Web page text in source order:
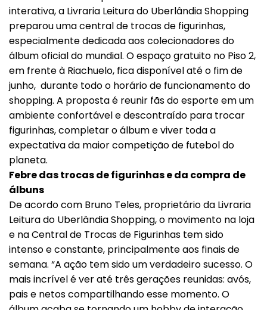
interativa, a Livraria Leitura do Uberlândia Shopping
preparou uma central de trocas de figurinhas,
especialmente dedicada aos colecionadores do
álbum oficial do mundial. O espaço gratuito no Piso 2,
em frente à Riachuelo, fica disponível até o fim de
junho, durante todo o horário de funcionamento do
shopping. A proposta é reunir fãs do esporte em um
ambiente confortável e descontraído para trocar
figurinhas, completar o álbum e viver toda a
expectativa da maior competição de futebol do
planeta.
Febre das trocas de figurinhas e da compra de
álbuns
De acordo com Bruno Teles, proprietário da Livraria
Leitura do Uberlândia Shopping, o movimento na loja
e na Central de Trocas de Figurinhas tem sido
intenso e constante, principalmente aos finais de
semana. “A ação tem sido um verdadeiro sucesso. O
mais incrível é ver até três gerações reunidas: avós,
pais e netos compartilhando esse momento. O